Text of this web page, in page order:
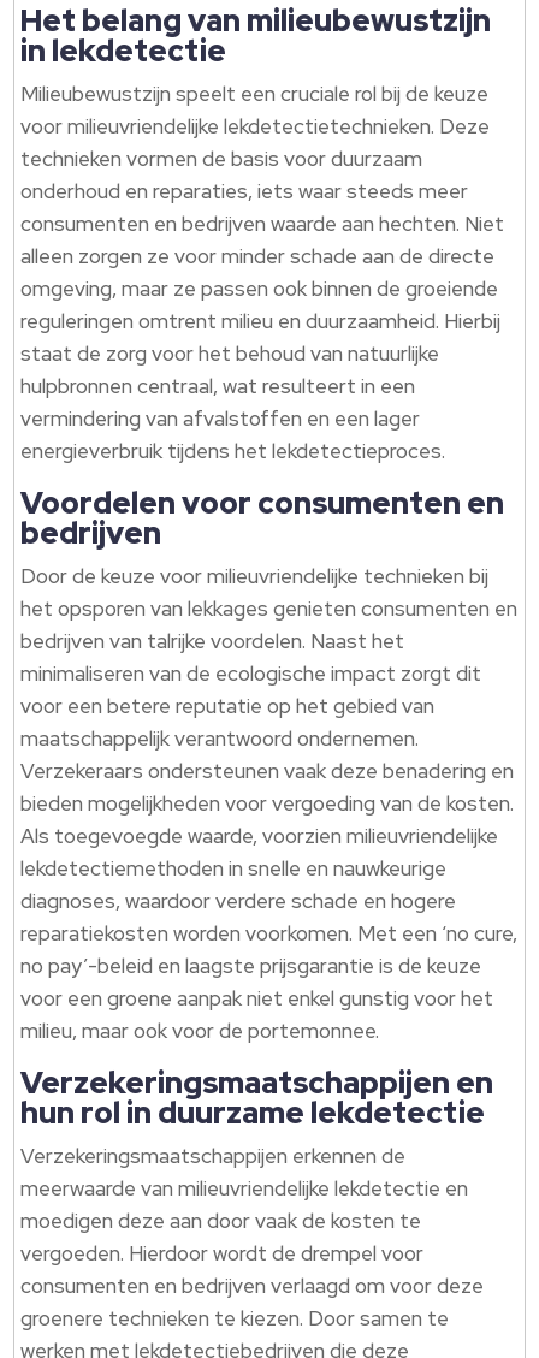
Het belang van milieubewustzijn
in lekdetectie
Milieubewustzijn speelt een cruciale rol bij de keuze
voor milieuvriendelijke lekdetectietechnieken. Deze
technieken vormen de basis voor duurzaam
onderhoud en reparaties, iets waar steeds meer
consumenten en bedrijven waarde aan hechten. Niet
alleen zorgen ze voor minder schade aan de directe
omgeving, maar ze passen ook binnen de groeiende
reguleringen omtrent milieu en duurzaamheid. Hierbij
staat de zorg voor het behoud van natuurlijke
hulpbronnen centraal, wat resulteert in een
vermindering van afvalstoffen en een lager
energieverbruik tijdens het lekdetectieproces.
Voordelen voor consumenten en
bedrijven
Door de keuze voor milieuvriendelijke technieken bij
het opsporen van lekkages genieten consumenten en
bedrijven van talrijke voordelen. Naast het
minimaliseren van de ecologische impact zorgt dit
voor een betere reputatie op het gebied van
maatschappelijk verantwoord ondernemen.
Verzekeraars ondersteunen vaak deze benadering en
bieden mogelijkheden voor vergoeding van de kosten.
Als toegevoegde waarde, voorzien milieuvriendelijke
lekdetectiemethoden in snelle en nauwkeurige
diagnoses, waardoor verdere schade en hogere
reparatiekosten worden voorkomen. Met een ‘no cure,
no pay’-beleid en laagste prijsgarantie is de keuze
voor een groene aanpak niet enkel gunstig voor het
milieu, maar ook voor de portemonnee.
Verzekeringsmaatschappijen en
hun rol in duurzame lekdetectie
Verzekeringsmaatschappijen erkennen de
meerwaarde van milieuvriendelijke lekdetectie en
moedigen deze aan door vaak de kosten te
vergoeden. Hierdoor wordt de drempel voor
consumenten en bedrijven verlaagd om voor deze
groenere technieken te kiezen. Door samen te
werken met lekdetectiebedrijven die deze